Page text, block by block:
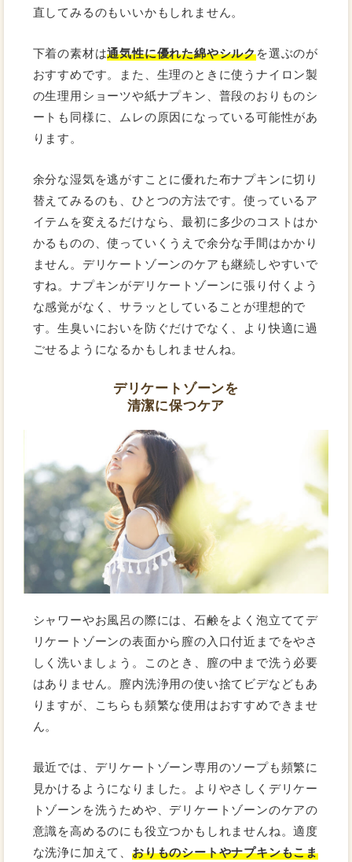
直してみるのもいいかもしれません。
下着の素材は通気性に優れた綿やシルクを選ぶのが
おすすめです。また、生理のときに使うナイロン製
の生理用ショーツや紙ナプキン、普段のおりものシ
ートも同様に、ムレの原因になっている可能性があ
ります。
余分な湿気を逃がすことに優れた布ナプキンに切り
替えてみるのも、ひとつの方法です。使っているア
イテムを変えるだけなら、最初に多少のコストはか
かるものの、使っていくうえで余分な手間はかかり
ません。デリケートゾーンのケアも継続しやすいで
すね。ナプキンがデリケートゾーンに張り付くよう
な感覚がなく、サラッとしていることが理想的で
す。生臭いにおいを防ぐだけでなく、より快適に過
ごせるようになるかもしれませんね。
デリケートゾーンを
清潔に保つケア
シャワーやお風呂の際には、石鹸をよく泡立ててデ
リケートゾーンの表面から膣の入口付近までをやさ
しく洗いましょう。このとき、膣の中まで洗う必要
はありません。膣内洗浄用の使い捨てビデなどもあ
りますが、こちらも頻繁な使用はおすすめできませ
ん。
最近では、デリケートゾーン専用のソープも頻繁に
見かけるようになりました。よりやさしくデリケー
トゾーンを洗うためや、デリケートゾーンのケアの
意識を高めるのにも役立つかもしれませんね。適度
な洗浄に加えて、おりものシートやナプキンもこま